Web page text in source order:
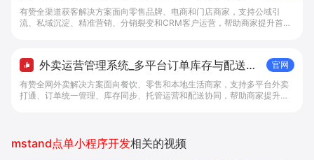
法 - 做生意, 找有赞
有赞全渠道获客解决方案面向零售品牌、电商和门店商家，支持公域引
流、私域沉淀、精准营销、分销裂变和CRM客户运营，帮助商家提升首单
外卖运营管理系统_多平台订单库存与配送管
理解决方案 - 做生意, 找有赞
官网
有赞全网外卖解决方案面向餐饮、零售和本地生活商家，支持多平台外卖
打通、订单统一管理、库存同步、托管运营和配送协同，帮助商家提升外
mstand点单小程序开发相关的视频